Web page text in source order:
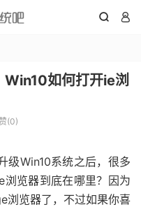
 
如何打开ie浏
赞(0)
级Win10系统之后，很多
览器到底在哪里？因为
浏览器了，不过如果你喜